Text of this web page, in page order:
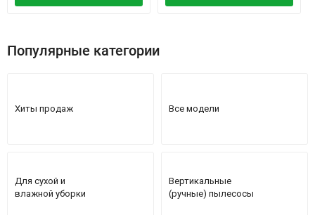
Популярные категории
Хиты продаж Все модели
Для сухой и
влажной уборки
Вертикальные
(ручные) пылесосы